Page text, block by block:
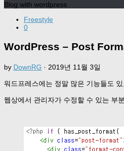
Blog with wordpress
Freestyle
0
WordPress – Post
by DownRG · 2019년 11월 3일
워드프레스에는 정말 많은 기능들도 있
웹상에서 관리자가 수정할 수 있는 부